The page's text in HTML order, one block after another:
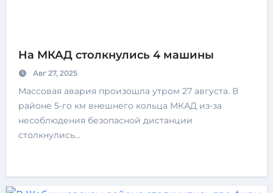
На МКАД столкнулись 4 машины
Авг 27, 2025
Массовая авария произошла утром 27 августа. В
районе 5-го км внешнего кольца МКАД из-за
несоблюдения безопасной дистанции
столкнулись…